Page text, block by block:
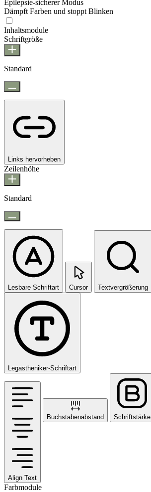
Epilepsie-sicherer Modus
Dämpft Farben und stoppt Blinken
Inhaltsmodule
Schriftgröße
Standard
Links hervorheben
Zeilenhöhe
Standard
Lesbare Schriftart Cursor Textvergrößerung
Legastheniker-Schriftart
Align Text
Buchstabenabstand Schriftstärke
Farbmodule